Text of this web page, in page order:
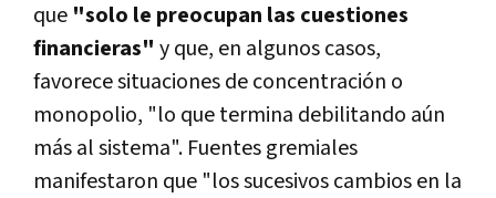
que "solo le preocupan las cuestiones
financieras" y que, en algunos casos,
favorece situaciones de concentración o
monopolio, "lo que termina debilitando aún
más al sistema". Fuentes gremiales
manifestaron que "los sucesivos cambios en la